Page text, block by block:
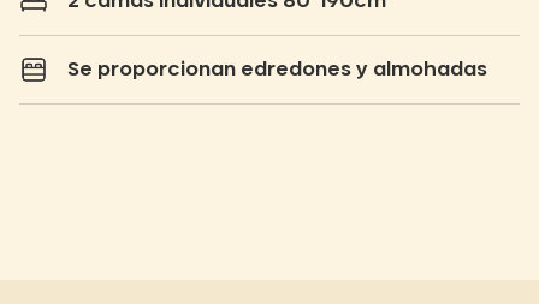
Se proporcionan edredones y almohadas